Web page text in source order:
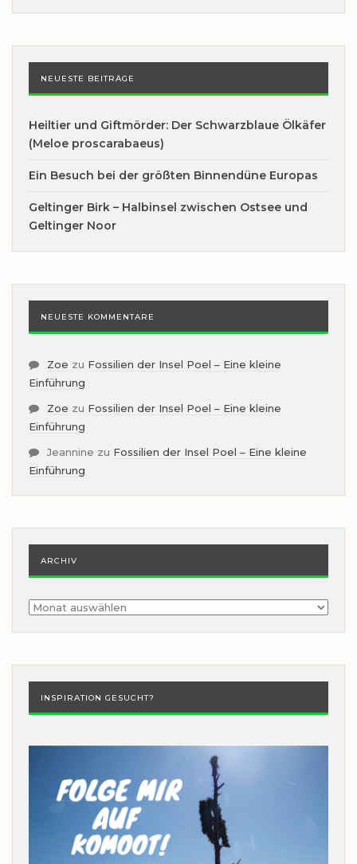
NEUESTE BEITRÄGE
Heiltier und Giftmörder: Der Schwarzblaue Ölkäfer
(Meloe proscarabaeus)
Ein Besuch bei der größten Binnendüne Europas
Geltinger Birk – Halbinsel zwischen Ostsee und
Geltinger Noor
NEUESTE KOMMENTARE
Zoe zu Fossilien der Insel Poel – Eine kleine
Einführung
Zoe zu Fossilien der Insel Poel – Eine kleine
Einführung
Jeannine zu Fossilien der Insel Poel – Eine kleine
Einführung
ARCHIV
Archiv
INSPIRATION GESUCHT?